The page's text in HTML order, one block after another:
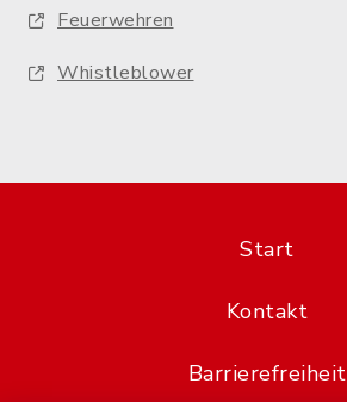
Feuerwehren
Whistleblower
Start
Kontakt
Barrierefreiheit